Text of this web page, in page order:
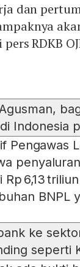
dan
RDKB
Indonesia
Pengawas
6,13
BNPL
ke
seperti